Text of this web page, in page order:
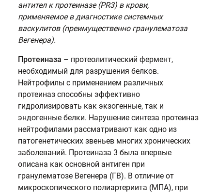
антител к протеиназе (PR3) в крови,
применяемое в диагностике системных
васкулитов (преимущественно гранулематоза
Вегенера).
Протеиназа – протеолитический фермент,
необходимый для разрушения белков.
Нейтрофилы с применением различных
протеиназ способны эффективно
гидролизировать как экзогенные, так и
эндогенные белки. Нарушение синтеза протеиназ
нейтрофилами рассматривают как одно из
патогенетических звеньев многих хронических
заболеваний. Протеиназа 3 была впервые
описана как основной антиген при
гранулематозе Вегенера (ГВ). В отличие от
микроскопического полиартериита (МПА), при